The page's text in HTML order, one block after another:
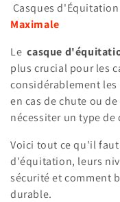
l
l
e
c
t
i
o
Casques d'Équitation
Maximale
Lecasque
plus crucial pour les
considérablement
en cas de chute ou
nécessiter un type
Voici tout ce qu'il
d'équitation, leurs
sécurité et comment
durable.